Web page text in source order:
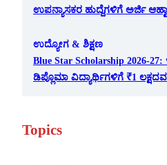
ಉಪನ್ಯಾಸಕರ ಹುದ್ದೆಗಳಿಗೆ ಅರ್ಜಿ
ಉದ್ಯೋಗ & ಶಿಕ್ಷಣ
Blue Star Scholarship 2026-
ಡಿಪ್ಲೊಮಾ ವಿದ್ಯಾರ್ಥಿಗಳಿಗೆ ₹1
Topics